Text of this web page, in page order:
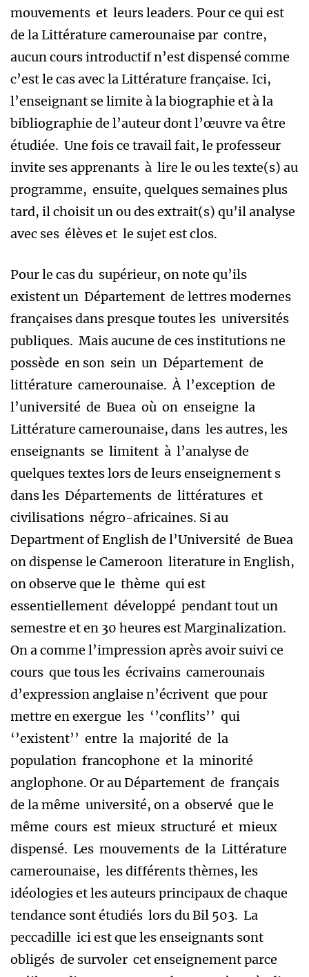
mouvements et leurs leaders. Pour ce qui est
de la Littérature camerounaise par contre,
aucun cours introductif n’est dispensé comme
c’est le cas avec la Littérature française. Ici,
l’enseignant se limite à la biographie et à la
bibliographie de l’auteur dont l’œuvre va être
étudiée. Une fois ce travail fait, le professeur
invite ses apprenants à lire le ou les texte(s) au
programme, ensuite, quelques semaines plus
tard, il choisit un ou des extrait(s) qu’il analyse
avec ses élèves et le sujet est clos.
Pour le cas du supérieur, on note qu’ils
existent un Département de lettres modernes
françaises dans presque toutes les universités
publiques. Mais aucune de ces institutions ne
possède en son sein un Département de
littérature camerounaise. À l’exception de
l’université de Buea où on enseigne la
Littérature camerounaise, dans les autres, les
enseignants se limitent à l’analyse de
quelques textes lors de leurs enseignement s
dans les Départements de littératures et
civilisations négro-africaines. Si au
Department of English de l’Université de Buea
on dispense le Cameroon literature in English,
on observe que le thème qui est
essentiellement développé pendant tout un
semestre et en 30 heures est Marginalization.
On a comme l’impression après avoir suivi ce
cours que tous les écrivains camerounais
d’expression anglaise n’écrivent que pour
mettre en exergue les ‘’conflits’’ qui
‘’existent’’ entre la majorité de la
population francophone et la minorité
anglophone. Or au Département de français
de la même université, on a observé que le
même cours est mieux structuré et mieux
dispensé. Les mouvements de la Littérature
camerounaise, les différents thèmes, les
idéologies et les auteurs principaux de chaque
tendance sont étudiés lors du Bil 503. La
peccadille ici est que les enseignants sont
obligés de survoler cet enseignement parce